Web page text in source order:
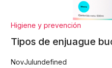
Higiene y prevención
Tipos de enjuague
NovJulundefined